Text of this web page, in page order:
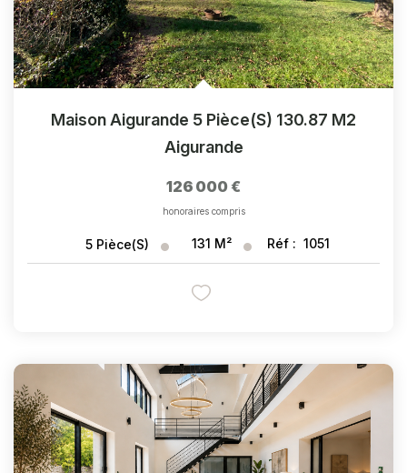
Maison Aigurande 5 Pièce(s) 130.87 M2
Aigurande
126 000 €
honoraires compris
5 Pièce(s) 131 M² Réf : 1051